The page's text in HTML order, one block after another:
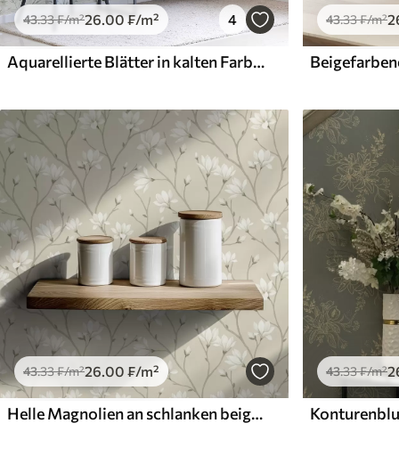
43.33₣/m²26.00₣/m² 4
Aquarellierte Blätter in kalten Farbtönen, minimalistisches Design
43.33₣/m²
43.33₣/m²26.00 ₣/m²
Helle Magnolien an schlanken beigen Zweigen
43.33₣/m²